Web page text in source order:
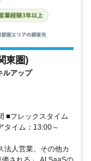
東圏)
ルアップ
■フレックスタイム
タイム：13:00～
法人営業、その他カ